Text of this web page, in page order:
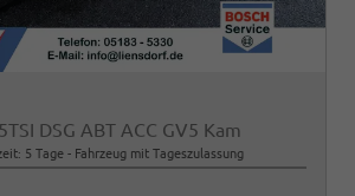
DSG ABT ACC GV5 Kam
5 Tage Fahrzeug mit Tageszulassung